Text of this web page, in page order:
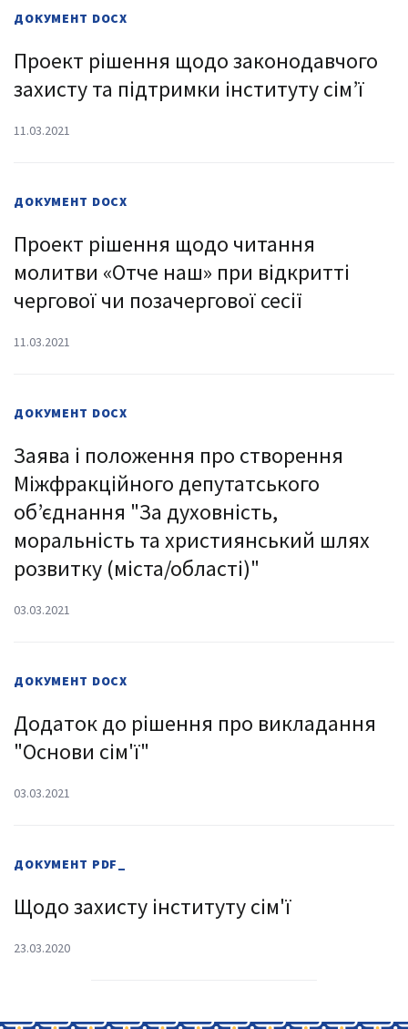
ДОКУМЕНТ DOCX
Проект рішення щодо законодавчого
захисту та підтримки інституту сім’ї
11.03.2021
ДОКУМЕНТ DOCX
Проект рішення щодо читання
молитви «Отче наш» при відкритті
чергової чи позачергової сесії
11.03.2021
ДОКУМЕНТ DOCX
Заява і положення про створення
Міжфракційного депутатського
об’єднання "За духовність,
моральність та християнський шлях
розвитку (міста/області)"
03.03.2021
ДОКУМЕНТ DOCX
Додаток до рішення про викладання
"Основи сім'ї"
03.03.2021
ДОКУМЕНТ PDF_
Щодо захисту інституту сім'ї
23.03.2020